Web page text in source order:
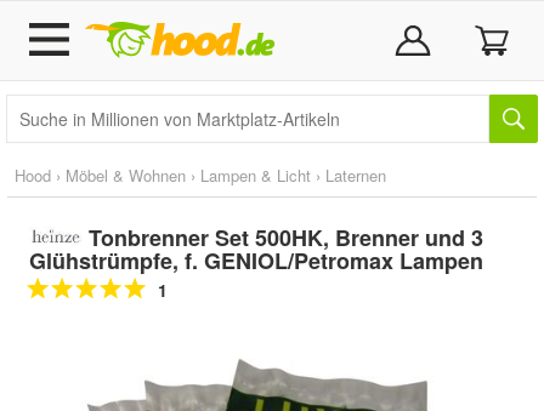
Hood › Möbel & Wohnen › Lampen & Licht › Laternen
Tonbrenner Set 500HK, Brenner und 3
Glühstrümpfe, f. GENIOL/Petromax Lampen
1